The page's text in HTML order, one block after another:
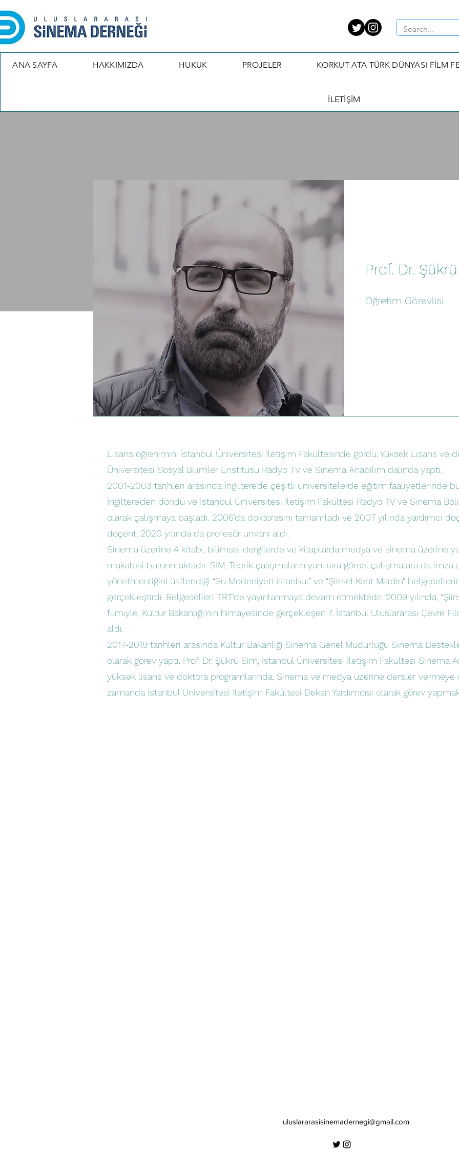
ANA SAYFA HAKKIMIZDA HUKUK PROJELER KORKUT ATA TÜRK DÜNYASI FİLM
İLETİŞİM
Prof. Dr.
Öğretim Görevlisi
Lisans öğrenimini İstanbul Üniversitesi İletişim Fakültesinde gördü. Yüksek Lisans ve
Üniversitesi Sosyal Bilimler Enstitüsü Radyo TV ve Sinema Anabilim dalında yaptı.
2001-2003 tarihleri arasında İngiltere’de çeşitli üniversitelerde eğitim faaliyetlerinde
İngiltere’den döndü ve İstanbul Üniversitesi İletişim Fakültesi Radyo TV ve Sinema
olarak çalışmaya başladı. 2006’da doktorasını tamamladı ve 2007 yılında yardımcı
doçent, 2020 yılında da profesör unvanı aldı.
Sinema üzerine 4 kitabı, bilimsel dergilerde ve kitaplarda medya ve sinema üzerine
makalesi bulunmaktadır. SİM, Teorik çalışmaların yanı sıra görsel çalışmalara da imza
yönetmenliğini üstlendiği “Su Medeniyeti İstanbul” ve “Şiirsel Kent Mardin”
gerçekleştirdi. Belgeselleri TRT’de yayınlanmaya devam etmektedir. 2009 yılında,
filmiyle, Kültür Bakanlığı’nın himayesinde gerçekleşen 7. İstanbul Uluslararası Çevre
aldı.
2017-2019 tarihleri arasında Kültür Bakanlığı Sinema Genel Müdürlüğü Sinema
olarak görev yaptı. Prof. Dr. Şükrü Sim, İstanbul Üniversitesi İletişim Fakültesi Sinema
yüksek lisans ve doktora programlarında, Sinema ve medya üzerine dersler vermeye
zamanda İstanbul Üniversitesi İletişim Fakültesi Dekan Yardımcısı olarak görev
uluslararasisinemadernegi@gmail.com